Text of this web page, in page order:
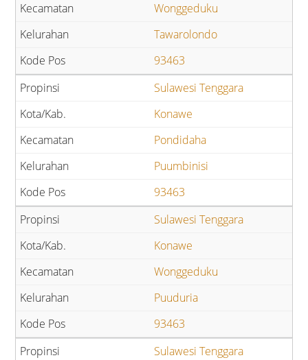
Wonggeduku
Tawarolondo
93463
Sulawesi Tenggara
Konawe
Pondidaha
Puumbinisi
93463
Sulawesi Tenggara
Konawe
Wonggeduku
Puuduria
93463
Sulawesi Tenggara